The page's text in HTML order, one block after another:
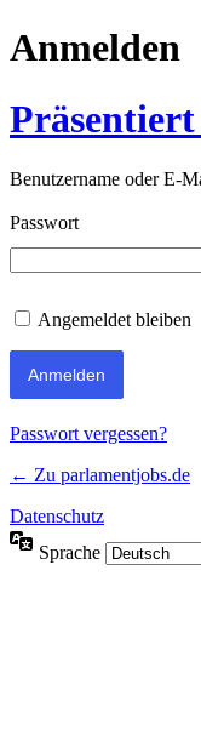
Anmelden
Benutzername oder E-
Passwort
Angemeldet bleiben
Passwort vergessen?
← Zu parlamentjobs.de
Datenschutz
Sprache